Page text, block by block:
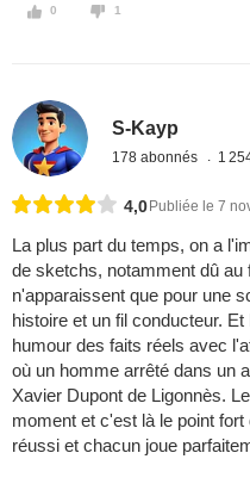
0 1
S-Kayp
178 abonnés 1
4,0 Publiée le 7
La plus part du temps, on a
de sketchs, notamment dû au
n'apparaissent que pour une
histoire et un fil conducteur.
humour des faits réels avec
où un homme arrêté dans un
Xavier Dupont de Ligonnès.
moment et c'est là le point
réussi et chacun joue